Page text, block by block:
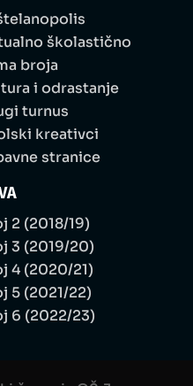
školastično
broja
i odrastanje
turnus
kreativci
stranice
2 (2018/19)
3 (2019/20)
4 (2020/21)
5 (2021/22)
6 (2022/23)